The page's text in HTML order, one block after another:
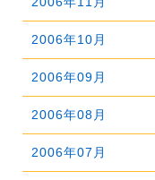
2014年01月
2012年03月
2012年02月
2012年01月
2011年04月
2011年03月
2011年02月
2011年01月
2010年06月
2010年05月
2010年04月
2010年03月
2010年02月
2009年07月
2009年06月
2009年05月
2009年04月
2009年03月
2008年08月
2008年07月
2008年06月
2008年05月
2008年04月
2006年10月
2006年09月
2006年08月
2006年07月